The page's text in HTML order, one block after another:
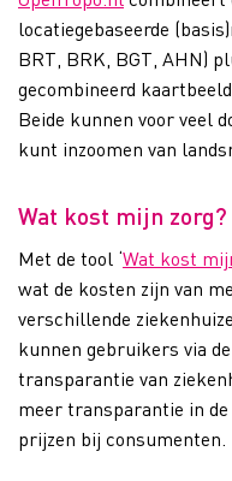
locatiegebaseerde
BRT, BRK, BGT, AHN)
gecombineerd
Beide kunnen voor veel
kunt inzoomen van
Wat kost mijn zorg?
Met de tool ‘Wat kost
wat de kosten zijn van
verschillende
kunnen gebruikers via
transparantie van
meer transparantie in
prijzen bij consumenten.